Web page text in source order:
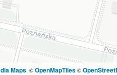
Maps, ©OpenMapTiles©